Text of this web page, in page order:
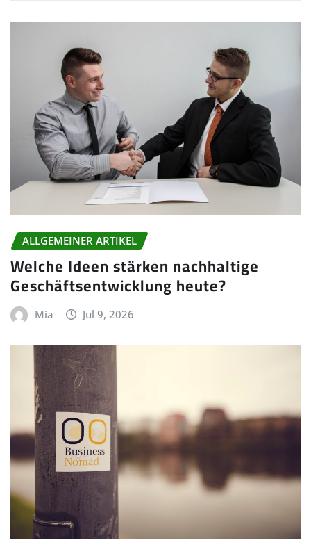
ALLGEMEINER ARTIKEL
Welche Ideen stärken nachhaltige
Geschäftsentwicklung heute?
Mia Jul 9, 2026